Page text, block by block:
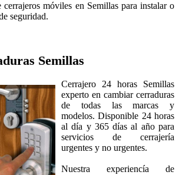
cerrajeros móviles en Semillas para instalar o
seguridad.
Semillas
Cerrajero 24 horas Semillas
experto en cambiar cerraduras
de todas las marcas y
modelos. Disponible 24 horas
al día y 365 días al año para
servicios de cerrajería
urgentes y no urgentes.
Nuestra experiencía de